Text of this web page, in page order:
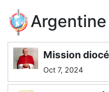
Argentine
Mission
Oct 7, 2024